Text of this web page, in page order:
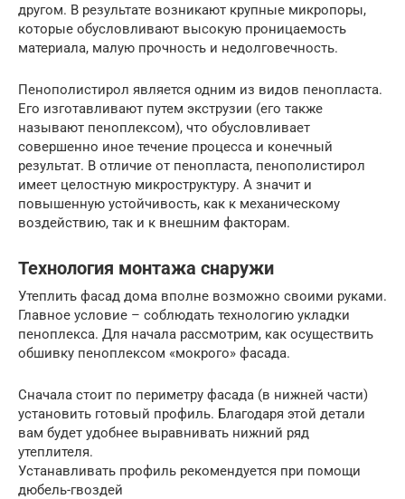
другом. В результате возникают крупные микропоры,
которые обусловливают высокую проницаемость
материала, малую прочность и недолговечность.
Пенополистирол является одним из видов пенопласта.
Его изготавливают путем экструзии (его также
называют пеноплексом), что обусловливает
совершенно иное течение процесса и конечный
результат. В отличие от пенопласта, пенополистирол
имеет целостную микроструктуру. А значит и
повышенную устойчивость, как к механическому
воздействию, так и к внешним факторам.
Технология монтажа снаружи
Утеплить фасад дома вполне возможно своими руками.
Главное условие – соблюдать технологию укладки
пеноплекса. Для начала рассмотрим, как осуществить
обшивку пеноплексом «мокрого» фасада.
Сначала стоит по периметру фасада (в нижней части)
установить готовый профиль. Благодаря этой детали
вам будет удобнее выравнивать нижний ряд
утеплителя.
Устанавливать профиль рекомендуется при помощи
дюбель-гвоздей